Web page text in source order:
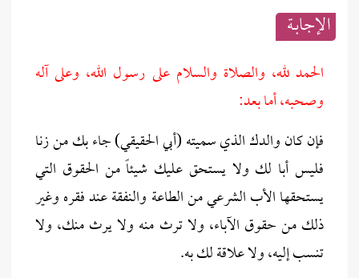
الإجابــة
الحمد لله، والصلاة والسلام على رسول الله، وعلى آله
وصحبه، أما بعد:
فإن كان والدك الذي سميته (أبي الحقيقي) جاء بك من زنا
فليس أبا لك ولا يستحق عليك شيئاً من الحقوق التي
يستحقها الأب الشرعي من الطاعة والنفقة عند فقره وغير
ذلك من حقوق الآباء، ولا ترث منه ولا يرث منك، ولا
تنسب إليه، ولا علاقة لك به.